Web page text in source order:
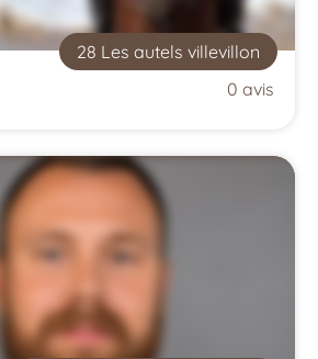
28 Les autels villevillon
0 avis